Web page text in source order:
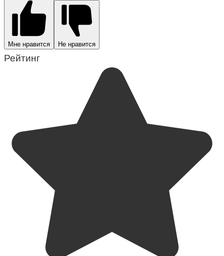
Мне нравится Не нравится
Рейтинг